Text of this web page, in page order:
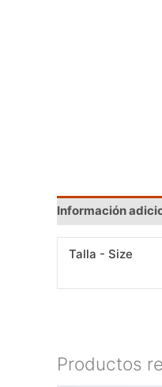
Información
Talla - Size
Productos